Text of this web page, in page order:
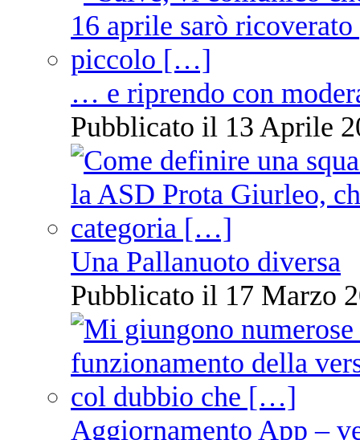
… e riprendo con
Pubblicato il 13 Aprile
Una Pallanuoto diversa
Pubblicato il 17 Marzo
Aggiornamento App –